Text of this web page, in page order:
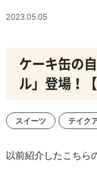
2023.05.05
ケーキ缶の
ル」登場！
スイーツ テイク
以前紹介したこちら